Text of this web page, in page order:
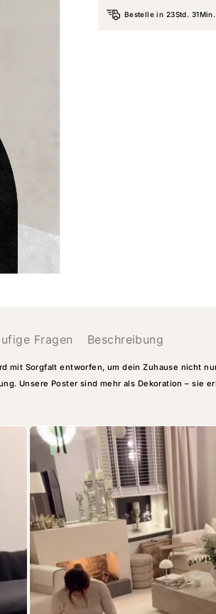
Bestelle in 23Std. 31Min.
Fragen Beschreibung
Sorgfalt entworfen, um dein Zuhause nicht
Unsere Poster sind mehr als Dekoration – sie